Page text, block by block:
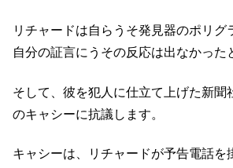
リチャードは自らうそ発見器のポリグ
自分の証言にうその反応は出なかった
そして、彼を犯人に仕立て上げた新聞
のキャシーに抗議します。
キャシーは、リチャードが予告電話を